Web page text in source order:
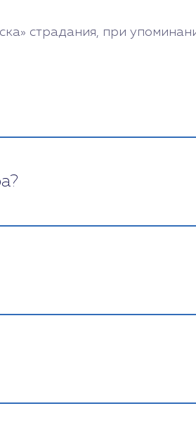
страдания, при
В случае более
«смазано». Для
к различным